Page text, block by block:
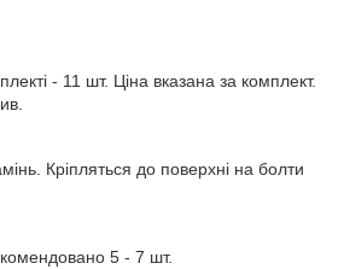
- 11 шт. Ціна вказана за комплект.
Кріпляться до поверхні на болти
5 - 7 шт.